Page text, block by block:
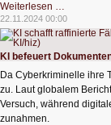
Weiterlesen …
KI
und
kreative
in
und
Literatur
22.11.2024 00:00
KI befeuert
Da Cyberkriminelle ihre
zu. Laut globalem
Versuch, während
zunahmen.